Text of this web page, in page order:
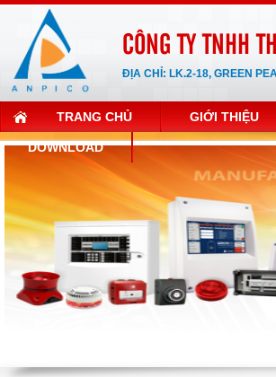
CÔNG TY TNHH
ĐỊA CHỈ: LK.2-18, GREEN
TRANG CHỦ GIỚI THIỆU
DOWNLOAD